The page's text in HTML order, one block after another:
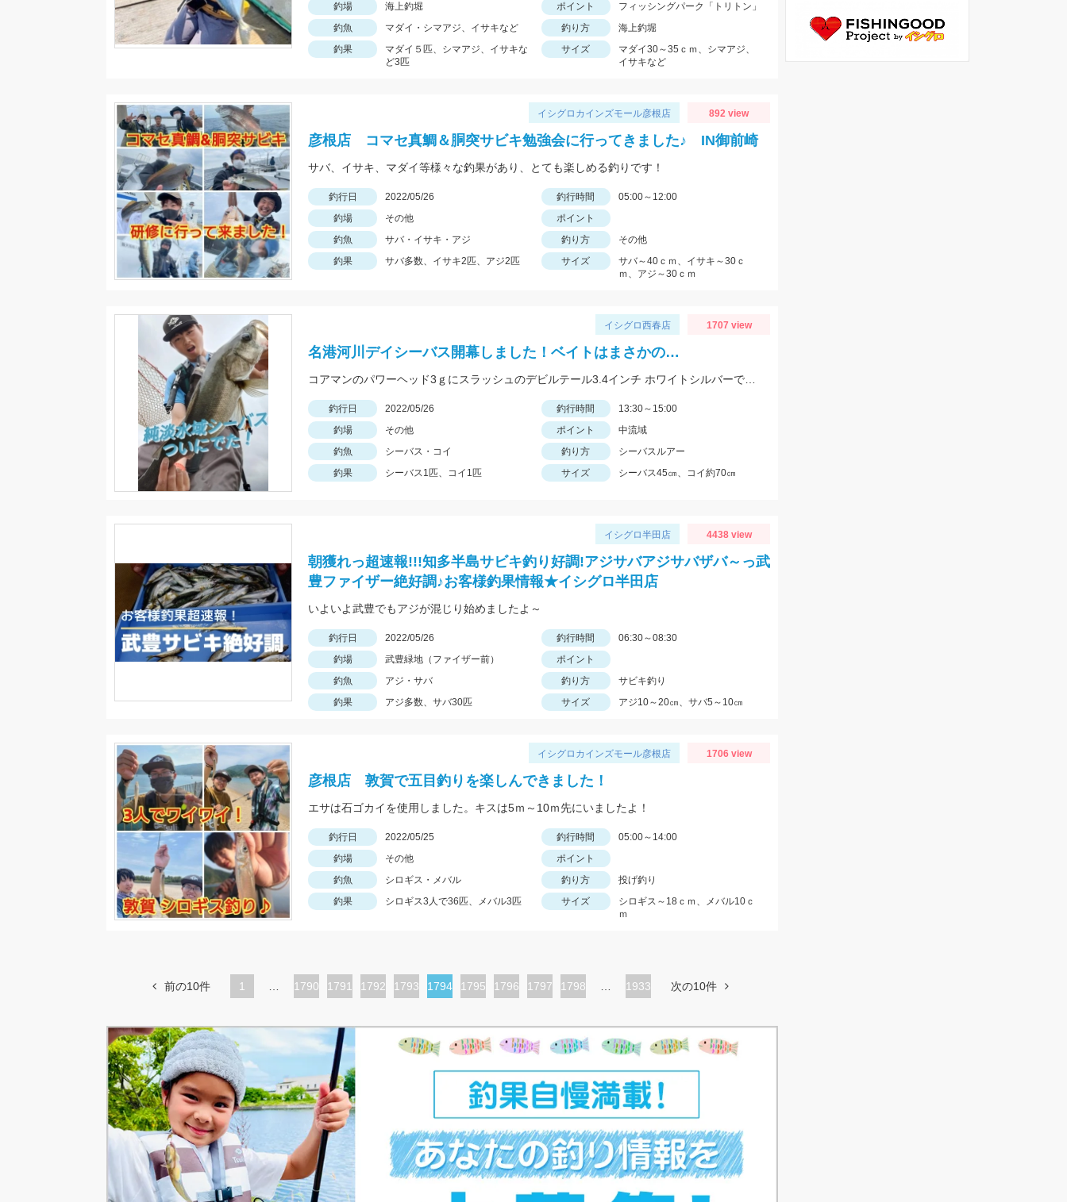
釣場
海上釣堀 ポイント
フィッシングパーク「トリトン」
釣魚
マダイ・シマアジ、イサキなど 釣り方
海上釣堀
釣果
マダイ５匹、シマアジ、イサキな
ど3匹
サイズ
マダイ30～35ｃｍ、シマアジ、
イサキなど
イシグロカインズモール彦根店 892 view
彦根店 コマセ真鯛＆胴突サビキ勉強会に行ってきました♪ IN御前崎
サバ、イサキ、マダイ等様々な釣果があり、とても楽しめる釣りです！
釣行日 2022/05/26 釣行時間
05:00～12:00
釣場
その他
ポイント
釣魚
サバ・イサキ・アジ 釣り方
その他
釣果
サバ多数、イサキ2匹、アジ2匹 サイズ
サバ～40ｃｍ、イサキ～30ｃ
ｍ、アジ～30ｃｍ
イシグロ西春店 1707 view
名港河川デイシーバス開幕しました！ベイトはまさかの…
釣行日 2022/05/26 釣行時間
13:30～15:00
釣場
その他 ポイント
中流域
釣魚
シーバス・コイ 釣り方
シーバスルアー
釣果
シーバス1匹、コイ1匹 サイズ シーバス45㎝、コイ約70㎝
イシグロ半田店 4438 view
朝獲れっ超速報!!!知多半島サビキ釣り好調!アジサバアジサバザバ～っ武
豊ファイザー絶好調♪お客様釣果情報★イシグロ半田店
いよいよ武豊でもアジが混じり始めましたよ～
釣行日 2022/05/26 釣行時間
06:30～08:30
釣場
武豊緑地（ファイザー前）
ポイント
釣魚
アジ・サバ 釣り方
サビキ釣り
釣果
アジ多数、サバ30匹 サイズ アジ10～20㎝、サバ5～10㎝
イシグロカインズモール彦根店 1706 view
彦根店 敦賀で五目釣りを楽しんできました！
エサは石ゴカイを使用しました。キスは5ｍ～10ｍ先にいましたよ！
釣行日 2022/05/25 釣行時間
05:00～14:00
釣場
その他
ポイント
釣魚
シロギス・メバル 釣り方
投げ釣り
釣果
シロギス3人で36匹、メバル3匹 サイズ
シロギス～18ｃｍ、メバル10ｃ
ｍ
前の10件 1
ペ
1790
ペ
ジ
1791
ペ
1792
ペ
1793
カ
ト
ジ
1794
ペ
1795
ペ
1796
ペ
1797
ペ
1798 1933 次の10件